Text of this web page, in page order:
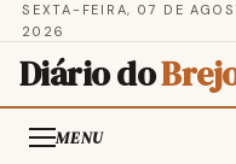
SEXTA-FEIRA, 07 DE
2026
Diário do
MENU